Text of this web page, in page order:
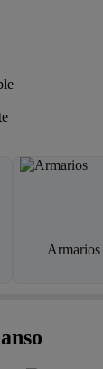
Armarios